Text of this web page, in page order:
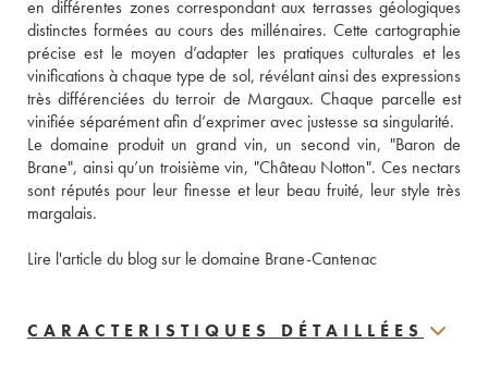
en différentes zones correspondant aux terrasses géologiques
distinctes formées au cours des millénaires. Cette cartographie
précise est le moyen d’adapter les pratiques culturales et les
vinifications à chaque type de sol, révélant ainsi des expressions
très différenciées du terroir de Margaux. Chaque parcelle est
vinifiée séparément afin d’exprimer avec justesse sa singularité.
Le domaine produit un grand vin, un second vin, "Baron de
Brane", ainsi qu’un troisième vin, "Château Notton". Ces nectars
sont réputés pour leur finesse et leur beau fruité, leur style très
margalais.
Lire l'article du blog sur le domaine Brane-Cantenac
CARACTERISTIQUES DÉTAILLÉES